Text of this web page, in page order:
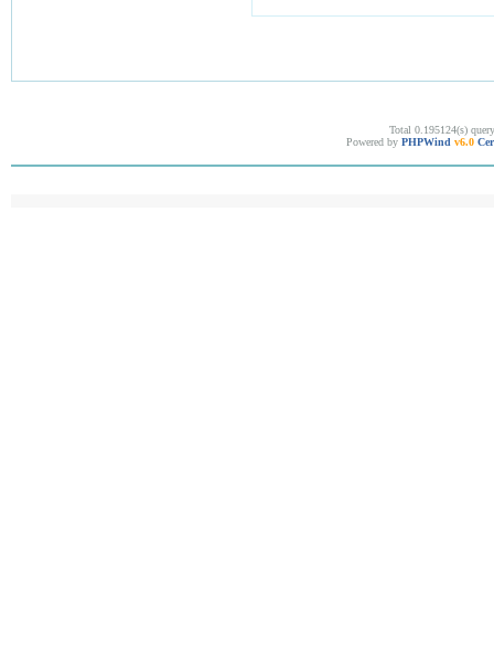
Total 0.195124(s)
Powered by PHPWind v6.0